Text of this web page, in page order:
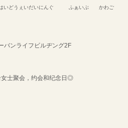
はいどうぇいだいにんぐ ふぁいぶ かわご
バンライフビルヂング2F
女士聚会，约会和纪念日◎